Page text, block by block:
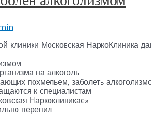
клиники Московская НаркоКлиника
на алкоголь
похмельем, заболеть
к специалистам
Наркоклиникае»
перепил